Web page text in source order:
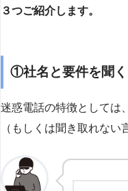
３つご紹介します。
①社名と要件を聞く
迷惑電話の特徴としては
（もしくは聞き取れない